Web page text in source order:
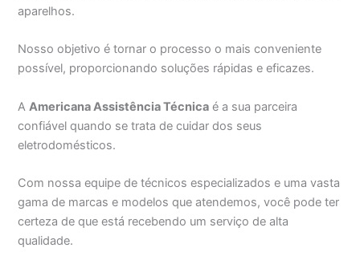
aparelhos.
Nosso objetivo é tornar o processo o mais conveniente
possível, proporcionando soluções rápidas e eficazes.
A Americana Assistência Técnica é a sua parceira
confiável quando se trata de cuidar dos seus
eletrodomésticos.
Com nossa equipe de técnicos especializados e uma vasta
gama de marcas e modelos que atendemos, você pode ter
certeza de que está recebendo um serviço de alta
qualidade.